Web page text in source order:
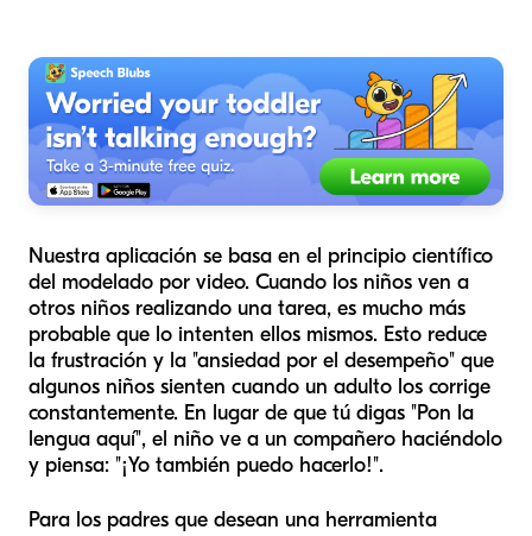
Nuestra aplicación se basa en el principio científico
del modelado por video. Cuando los niños ven a
otros niños realizando una tarea, es mucho más
probable que lo intenten ellos mismos. Esto reduce
la frustración y la "ansiedad por el desempeño" que
algunos niños sienten cuando un adulto los corrige
constantemente. En lugar de que tú digas "Pon la
lengua aquí", el niño ve a un compañero haciéndolo
y piensa: "¡Yo también puedo hacerlo!".
Para los padres que desean una herramienta